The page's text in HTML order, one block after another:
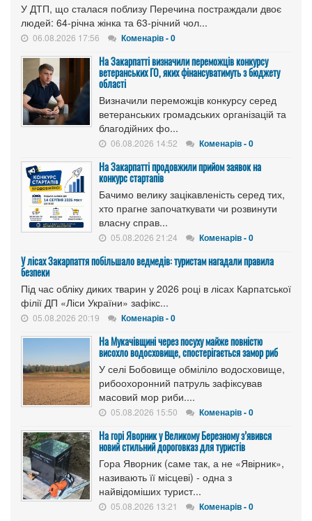
У ДТП, що сталася поблизу Перечина постраждали двоє
людей: 64-річна жінка та 63-річний чол...
06.08.2026 17:56 Коменарів - 0
На Закарпатті визначили переможців конкурсу
ветеранських ГО, яких фінансуватимуть з бюджету
області
Визначили переможців конкурсу серед
ветеранських громадських організацій та
благодійних фо...
06.08.2026 14:52 Коменарів - 0
На Закарпатті продовжили прийом заявок на
конкурс стартапів
Бачимо велику зацікавленість серед тих,
хто прагне започаткувати чи розвинути
власну справ...
05.08.2026 21:24 Коменарів - 0
У лісах Закарпаття побільшало ведмедів: туристам нагадали правила
безпеки
Під час обліку диких тварин у 2026 році в лісах Карпатської
філії ДП «Ліси України» зафікс...
05.08.2026 20:19 Коменарів - 0
На Мукачівщині через посуху майже повністю
висохло водосховище, спостерігається замор риб
У селі Бобовище обміліло водосховище,
рибоохоронний патруль зафіксував
масовий мор риби....
05.08.2026 15:50 Коменарів - 0
На горі Яворник у Великому Березному з’явився
новий стильний дороговказ для туристів
Гора Яворник (саме так, а не «Явірник»,
називають її місцеві) - одна з
найвідоміших турист...
05.08.2026 13:21 Коменарів - 0